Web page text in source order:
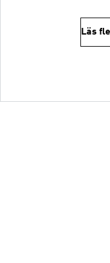
Läs